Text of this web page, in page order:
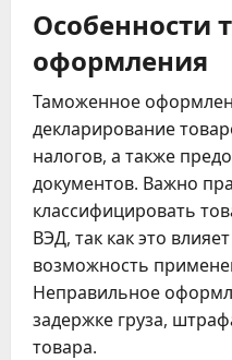
Особенности
оформления
Таможенное
декларирование
налогов, а также
документов. Важно
классифицировать
ВЭД, так как это
возможность
Неправильное
задержке груза,
товара.